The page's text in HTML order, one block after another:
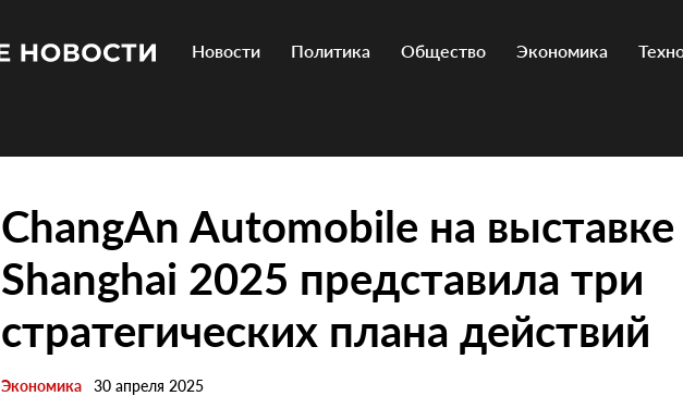
Новости Политика Общество Экономика
ChangAn Automobile на
Shanghai 2025 представила три
стратегических плана действий
Экономика 30 апреля 2025